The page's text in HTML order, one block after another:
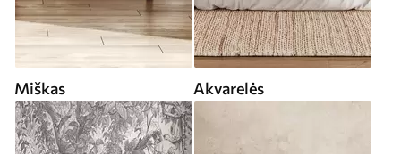
Miškas Akvarelės